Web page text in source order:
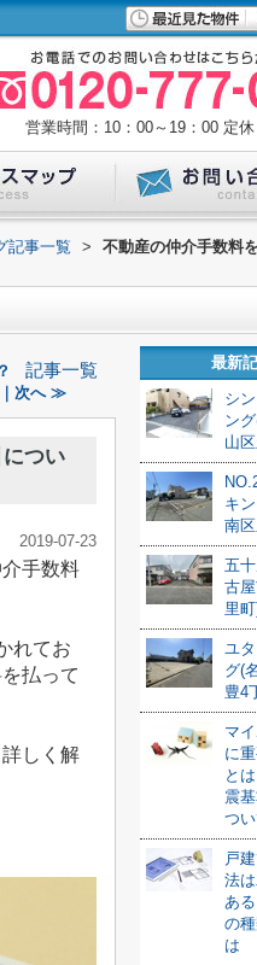
営業時間：10：00～19：00 定
記事一覧 >
不動産の仲介手数料
記事一覧
｜次へ ≫
つい
2019-07-23
手数料
れてお
払って
しく解
最新
シ
ン
山
キ
南
五
古
里
ユ
グ(
豊4
マ
に
と
震
つ
戸
法
あ
の
は